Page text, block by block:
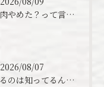
焼肉やめた？って言われる…
2026/08/07
あるのは知ってるんです……